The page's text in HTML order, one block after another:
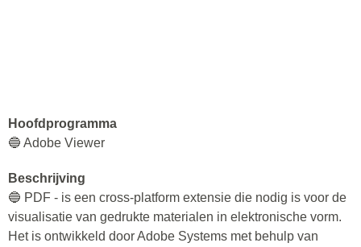
Hoofdprogramma
🔵 Adobe Viewer
Beschrijving
🔵 PDF - is een cross-platform extensie die nodig is voor de
visualisatie van gedrukte materialen in elektronische vorm.
Het is ontwikkeld door Adobe Systems met behulp van